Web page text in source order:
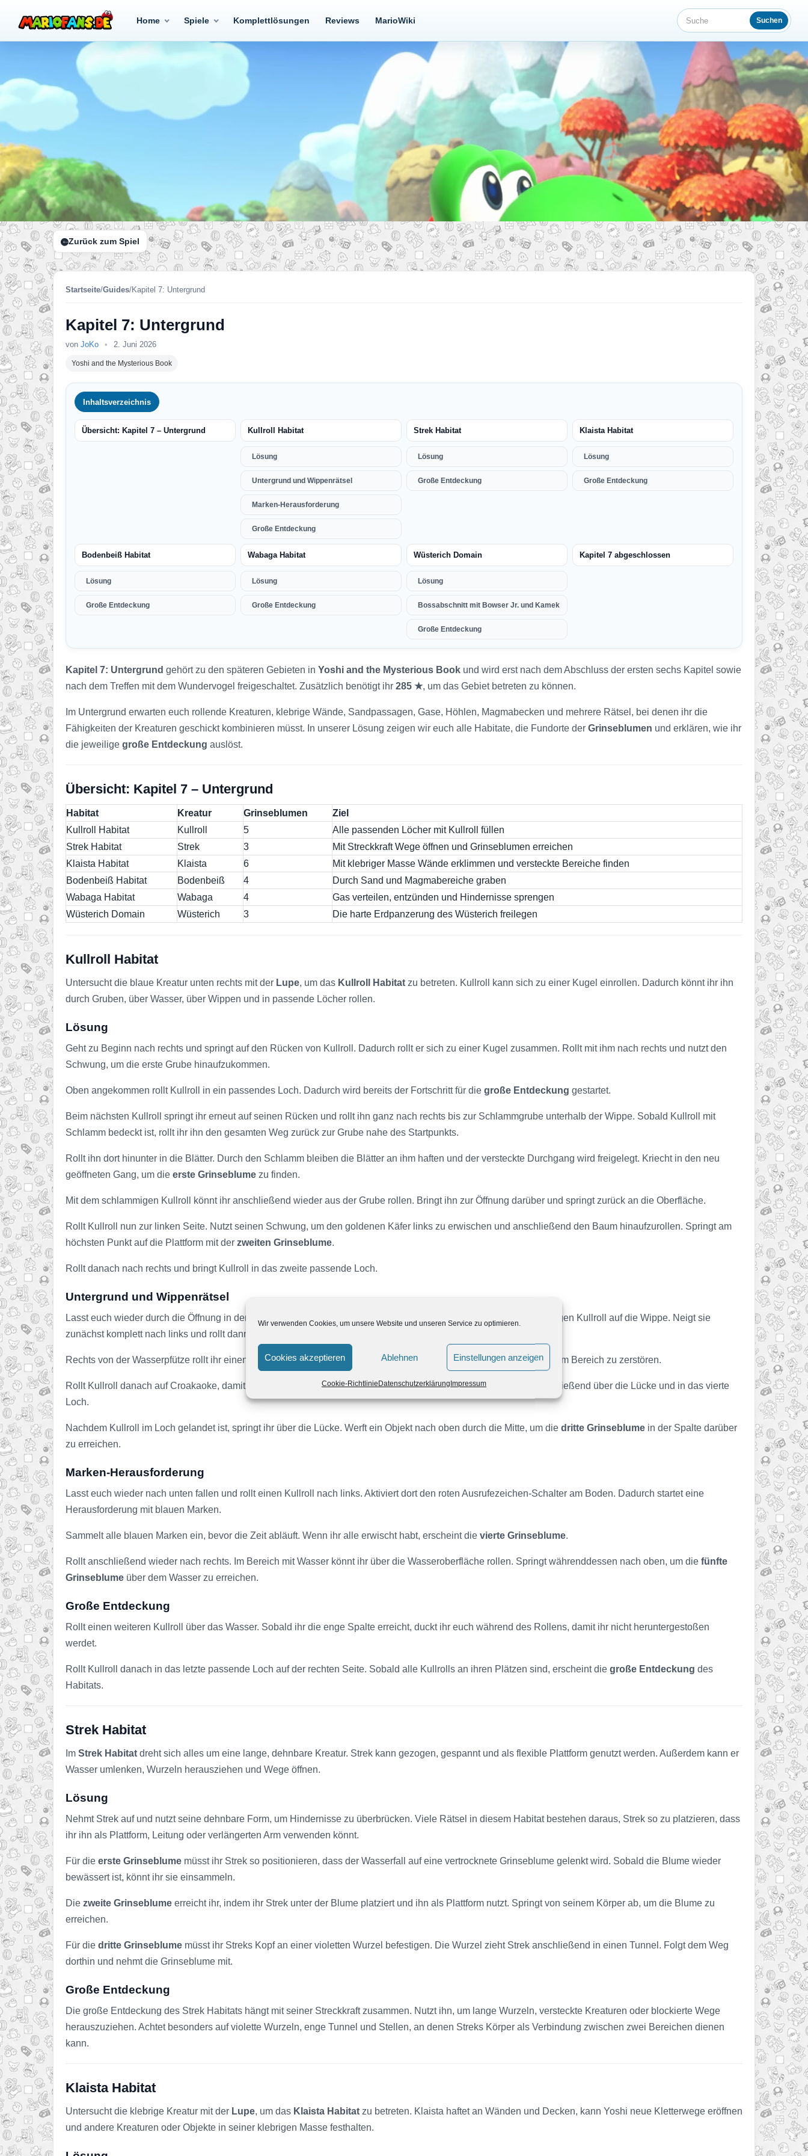
Wir verwenden Cookies, um unsere Website und unseren Service zu optimieren.
Cookies akzeptieren Ablehnen Einstellungen anzeigen
Cookie-RichtlinieDatenschutzerklärungImpressum
Home Spiele Komplettlösungen Reviews MarioWiki Suche Suchen
Zurück zum Spiel
Startseite/Guides/Kapitel 7: Untergrund
Kapitel 7: Untergrund
von JoKo • 2. Juni 2026
Yoshi and the Mysterious Book
Inhaltsverzeichnis
Übersicht: Kapitel 7 – Untergrund Kullroll Habitat
Lösung
Untergrund und Wippenrätsel
Marken-Herausforderung
Große Entdeckung
Strek Habitat
Lösung
Große Entdeckung
Klaista Habitat
Lösung
Große Entdeckung
Bodenbeiß Habitat
Lösung
Große Entdeckung
Wabaga Habitat
Lösung
Große Entdeckung
Wüsterich Domain
Lösung
Bossabschnitt mit Bowser Jr. und Kamek
Große Entdeckung
Kapitel 7 abgeschlossen
Kapitel 7: Untergrund gehört zu den späteren Gebieten in Yoshi and the Mysterious Book und wird erst nach dem Abschluss der ersten sechs Kapitel sowie
nach dem Treffen mit dem Wundervogel freigeschaltet. Zusätzlich benötigt ihr 285 ★, um das Gebiet betreten zu können.
Im Untergrund erwarten euch rollende Kreaturen, klebrige Wände, Sandpassagen, Gase, Höhlen, Magmabecken und mehrere Rätsel, bei denen ihr die
Fähigkeiten der Kreaturen geschickt kombinieren müsst. In unserer Lösung zeigen wir euch alle Habitate, die Fundorte der Grinseblumen und erklären, wie ihr
die jeweilige große Entdeckung auslöst.
Übersicht: Kapitel 7 – Untergrund
Habitat Kreatur Grinseblumen
Ziel
Kullroll Habitat
Kullroll 5
Alle passenden Löcher mit Kullroll füllen
Strek Habitat
Strek 3
Mit Streckkraft Wege öffnen und Grinseblumen erreichen
Klaista Habitat
Klaista 6
Mit klebriger Masse Wände erklimmen und versteckte Bereiche finden
Bodenbeiß Habitat
Bodenbeiß 4
Durch Sand und Magmabereiche graben
Wabaga Habitat
Wabaga 4
Gas verteilen, entzünden und Hindernisse sprengen
Wüsterich Domain
Wüsterich 3 Die harte Erdpanzerung des Wüsterich freilegen
Kullroll Habitat
Untersucht die blaue Kreatur unten rechts mit der Lupe, um das Kullroll Habitat zu betreten. Kullroll kann sich zu einer Kugel einrollen. Dadurch könnt ihr ihn
durch Gruben, über Wasser, über Wippen und in passende Löcher rollen.
Lösung
Geht zu Beginn nach rechts und springt auf den Rücken von Kullroll. Dadurch rollt er sich zu einer Kugel zusammen. Rollt mit ihm nach rechts und nutzt den
Schwung, um die erste Grube hinaufzukommen.
Oben angekommen rollt Kullroll in ein passendes Loch. Dadurch wird bereits der Fortschritt für die große Entdeckung gestartet.
Beim nächsten Kullroll springt ihr erneut auf seinen Rücken und rollt ihn ganz nach rechts bis zur Schlammgrube unterhalb der Wippe. Sobald Kullroll mit
Schlamm bedeckt ist, rollt ihr ihn den gesamten Weg zurück zur Grube nahe des Startpunkts.
Rollt ihn dort hinunter in die Blätter. Durch den Schlamm bleiben die Blätter an ihm haften und der versteckte Durchgang wird freigelegt. Kriecht in den neu
geöffneten Gang, um die erste Grinseblume zu finden.
Mit dem schlammigen Kullroll könnt ihr anschließend wieder aus der Grube rollen. Bringt ihn zur Öffnung darüber und springt zurück an die Oberfläche.
Rollt Kullroll nun zur linken Seite. Nutzt seinen Schwung, um den goldenen Käfer links zu erwischen und anschließend den Baum hinaufzurollen. Springt am
höchsten Punkt auf die Plattform mit der zweiten Grinseblume.
Rollt danach nach rechts und bringt Kullroll in das zweite passende Loch.
Untergrund und Wippenrätsel
Lasst euch wieder durch die Öffnung in den Untergrund fallen und geht nach rechts zur Wippe. Rollt einen schlammigen Kullroll auf die Wippe. Neigt sie
zunächst komplett nach links und rollt dann schnell nach rechts hinauf, um Kullroll in das dritte Loch zu befördern.
Rechts von der Wasserpfütze rollt ihr einen weiteren Kullroll in ein Loch. Nutzt den Schwung, um alle Felsen in diesem Bereich zu zerstören.
Rollt Kullroll danach auf Croakaoke, damit er wieder auf die Plattform gelangt. Mit genügend Schwung rollt ihr anschließend über die Lücke und in das vierte
Loch.
Nachdem Kullroll im Loch gelandet ist, springt ihr über die Lücke. Werft ein Objekt nach oben durch die Mitte, um die dritte Grinseblume in der Spalte darüber
zu erreichen.
Marken-Herausforderung
Lasst euch wieder nach unten fallen und rollt einen Kullroll nach links. Aktiviert dort den roten Ausrufezeichen-Schalter am Boden. Dadurch startet eine
Herausforderung mit blauen Marken.
Sammelt alle blauen Marken ein, bevor die Zeit abläuft. Wenn ihr alle erwischt habt, erscheint die vierte Grinseblume.
Rollt anschließend wieder nach rechts. Im Bereich mit Wasser könnt ihr über die Wasseroberfläche rollen. Springt währenddessen nach oben, um die fünfte
Grinseblume über dem Wasser zu erreichen.
Große Entdeckung
Rollt einen weiteren Kullroll über das Wasser. Sobald ihr die enge Spalte erreicht, duckt ihr euch während des Rollens, damit ihr nicht heruntergestoßen
werdet.
Rollt Kullroll danach in das letzte passende Loch auf der rechten Seite. Sobald alle Kullrolls an ihren Plätzen sind, erscheint die große Entdeckung des
Habitats.
Strek Habitat
Im Strek Habitat dreht sich alles um eine lange, dehnbare Kreatur. Strek kann gezogen, gespannt und als flexible Plattform genutzt werden. Außerdem kann er
Wasser umlenken, Wurzeln herausziehen und Wege öffnen.
Lösung
Nehmt Strek auf und nutzt seine dehnbare Form, um Hindernisse zu überbrücken. Viele Rätsel in diesem Habitat bestehen daraus, Strek so zu platzieren, dass
ihr ihn als Plattform, Leitung oder verlängerten Arm verwenden könnt.
Für die erste Grinseblume müsst ihr Strek so positionieren, dass der Wasserfall auf eine vertrocknete Grinseblume gelenkt wird. Sobald die Blume wieder
bewässert ist, könnt ihr sie einsammeln.
Die zweite Grinseblume erreicht ihr, indem ihr Strek unter der Blume platziert und ihn als Plattform nutzt. Springt von seinem Körper ab, um die Blume zu
erreichen.
Für die dritte Grinseblume müsst ihr Streks Kopf an einer violetten Wurzel befestigen. Die Wurzel zieht Strek anschließend in einen Tunnel. Folgt dem Weg
dorthin und nehmt die Grinseblume mit.
Große Entdeckung
Die große Entdeckung des Strek Habitats hängt mit seiner Streckkraft zusammen. Nutzt ihn, um lange Wurzeln, versteckte Kreaturen oder blockierte Wege
herauszuziehen. Achtet besonders auf violette Wurzeln, enge Tunnel und Stellen, an denen Streks Körper als Verbindung zwischen zwei Bereichen dienen
kann.
Klaista Habitat
Untersucht die klebrige Kreatur mit der Lupe, um das Klaista Habitat zu betreten. Klaista haftet an Wänden und Decken, kann Yoshi neue Kletterwege eröffnen
und andere Kreaturen oder Objekte in seiner klebrigen Masse festhalten.